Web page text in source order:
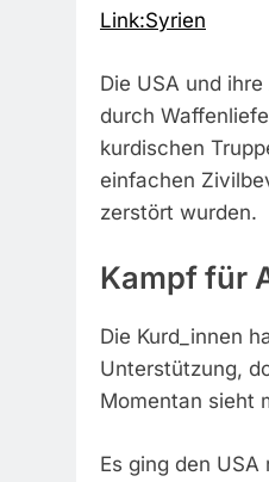
Link:Syrien
Die USA und
durch
kurdischen
einfachen
zerstört wurden.
Kampf für
Die Kurd_innen
Unterstützung,
Momentan sieht
Es ging den